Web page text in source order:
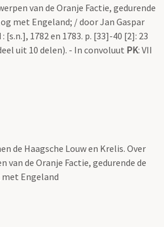
van de Oranje Factie, gedurende
met Engeland; / door Jan Gaspar
[s.n.], 1782 en 1783. p. [33]-40 [2]: 23
uit 10 delen). - In convoluut PK: VII
de Haagsche Louw en Krelis. Over
van de Oranje Factie, gedurende de
Engeland